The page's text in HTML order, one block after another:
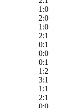
1:0
2:0
1:0
2:1
0:1
0:0
0:1
1:2
3:1
1:1
2:1